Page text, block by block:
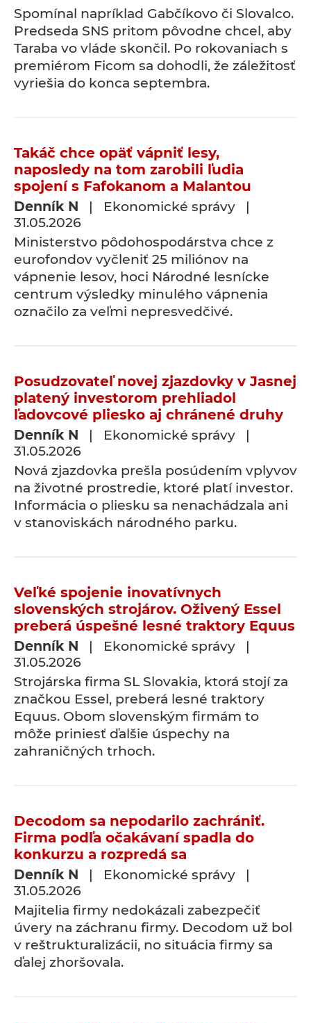
Spomínal napríklad Gabčíkovo či Slovalco.
Predseda SNS pritom pôvodne chcel, aby
Taraba vo vláde skončil. Po rokovaniach s
premiérom Ficom sa dohodli, že záležitosť
vyriešia do konca septembra.
Takáč chce opäť vápniť lesy,
naposledy na tom zarobili ľudia
spojení s Fafokanom a Malantou
Denník N | Ekonomické správy |
31.05.2026
Ministerstvo pôdohospodárstva chce z
eurofondov vyčleniť 25 miliónov na
vápnenie lesov, hoci Národné lesnícke
centrum výsledky minulého vápnenia
označilo za veľmi nepresvedčivé.
Posudzovateľ novej zjazdovky v Jasnej
platený investorom prehliadol
ľadovcové pliesko aj chránené druhy
Denník N | Ekonomické správy |
31.05.2026
Nová zjazdovka prešla posúdením vplyvov
na životné prostredie, ktoré platí investor.
Informácia o pliesku sa nenachádzala ani
v stanoviskách národného parku.
Veľké spojenie inovatívnych
slovenských strojárov. Oživený Essel
preberá úspešné lesné traktory Equus
Denník N | Ekonomické správy |
31.05.2026
Strojárska firma SL Slovakia, ktorá stojí za
značkou Essel, preberá lesné traktory
Equus. Obom slovenským firmám to
môže priniesť ďalšie úspechy na
zahraničných trhoch.
Decodom sa nepodarilo zachrániť.
Firma podľa očakávaní spadla do
konkurzu a rozpredá sa
Denník N | Ekonomické správy |
31.05.2026
Majitelia firmy nedokázali zabezpečiť
úvery na záchranu firmy. Decodom už bol
v reštrukturalizácii, no situácia firmy sa
ďalej zhoršovala.